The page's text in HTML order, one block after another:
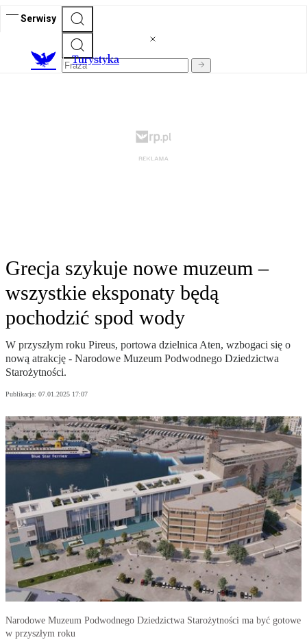
Serwisy
Turystyka
Grecja szykuje nowe muzeum –
wszystkie eksponaty będą
pochodzić spod wody
W przyszłym roku Pireus, portowa dzielnica Aten, wzbogaci się o
nową atrakcję - Narodowe Muzeum Podwodnego Dziedzictwa
Starożytności.
Publikacja: 07.01.2025 17:07
Narodowe Muzeum Podwodnego Dziedzictwa Starożytności ma być gotowe
w przyszłym roku